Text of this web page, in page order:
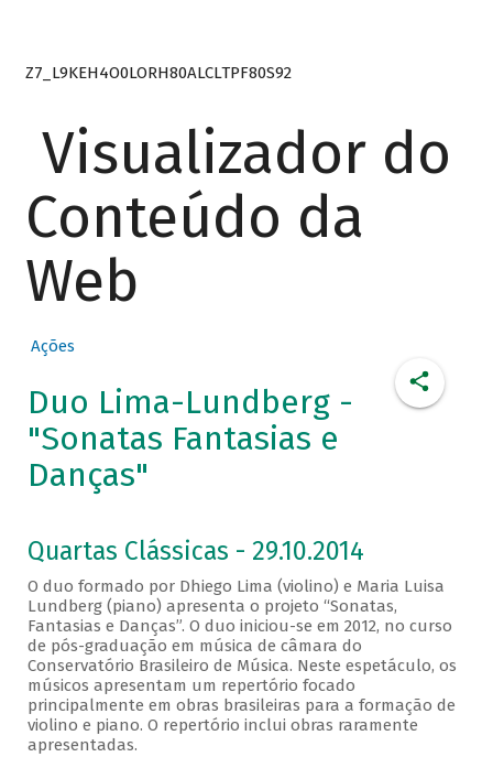
Z7_L9KEH4O0LORH80ALCLTPF80S92
Visualizador do
Conteúdo da
Web
Ações
Duo Lima-Lundberg -
"Sonatas Fantasias e
Danças"
Quartas Clássicas - 29.10.2014
O duo formado por Dhiego Lima (violino) e Maria Luisa
Lundberg (piano) apresenta o projeto “Sonatas,
Fantasias e Danças”. O duo iniciou-se em 2012, no curso
de pós-graduação em música de câmara do
Conservatório Brasileiro de Música. Neste espetáculo, os
músicos apresentam um repertório focado
principalmente em obras brasileiras para a formação de
violino e piano. O repertório inclui obras raramente
apresentadas.